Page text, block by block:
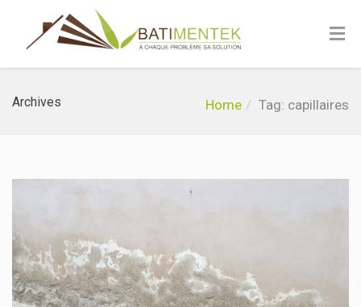
Archives Home Tag: capillaires